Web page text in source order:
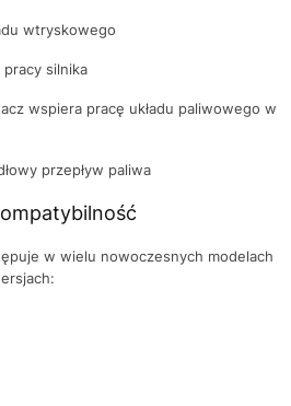
wtryskowego
silnika
wspiera pracę układu paliwowego w
przepływ paliwa
w wielu nowoczesnych modelach